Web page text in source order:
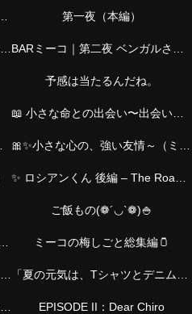
第一夜（本編）
予感は当たるんだね。
ご飯もの(❁´◡`❁)🍚
ミーコの梅しごと総集編🫙
EPISODE II：Dear Chiro